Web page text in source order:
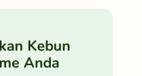
Kebun
Anda